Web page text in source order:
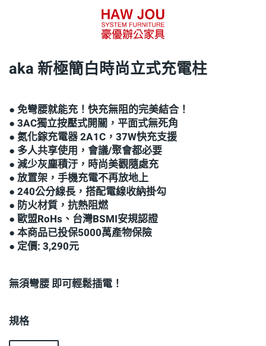
aka 新極簡白時尚立式充電柱
● 免彎腰就能充！快充無阻的完美結合！
● 3AC獨立按壓式開關，平面式無死角
● 氮化鎵充電器 2A1C，37W快充支援
● 多人共享使用，會議/聚會都必要
● 減少灰塵積汙，時尚美觀隨處充
● 放置架，手機充電不再放地上
● 240公分線長，搭配電線收納掛勾
● 防火材質，抗熱阻燃
● 歐盟RoHs、台灣BSMI安規認證
● 本商品已投保5000萬產物保險
● 定價: 3,290元
無須彎腰 即可輕鬆插電！
規格